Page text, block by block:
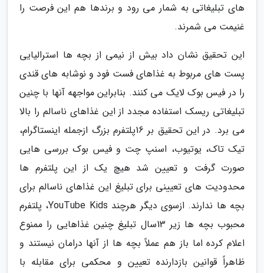
های تبلیغاتی به شمار می رود و برندها هم این فرصت را
غنیمت می شمرند.
این تحقیق نشان داد بیش از نیمی از بچه ها استرالیایی
پست های مربوط به غذاهای فست فود و نوشابه های قندی
را در فیس بوک لایک می کنند. بنابراین مواجهه آنها با چنین
تبلیغاتی ریسک استفاده مجدد از این غذاهای ناسالم را بالا
می برد. در این تحقیق بر 16پلتفرم بزرگ ازجمله اینستاگرام،
تیک تاک، یوتیوب، اسنپ چت و فیس بوک بررسی هایی
صورت گرفت و تعیین شد هیچ یک از این پلتفرم ها
محدودیت های تعیینی برای تبلیغ این غذاهای ناسالم برای
بچه ها ندارند. ازسوی دیگر هرچند YouTube Kids، پلتفرم
محبوب بچه ها زیر 13سال تبلیغ چنین غذاهایی را ممنوع
اعلام کرده اما باز هم عملاً بچه ها از آنها درامان نیستند و
ظاهراً قوانین بازدارنده تعیین و محکمی برای مقابله با